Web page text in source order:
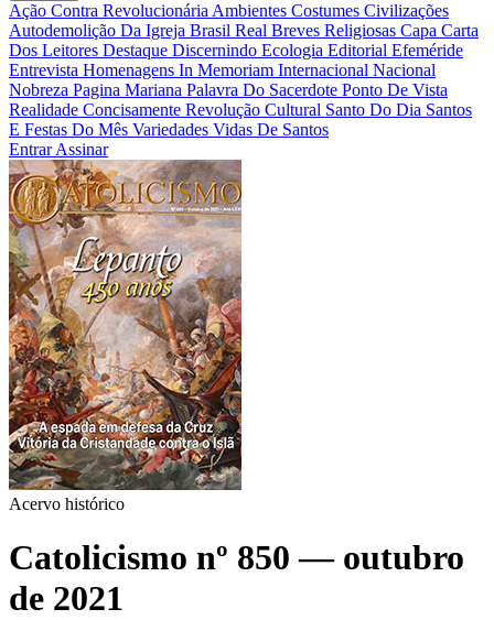
Ação Contra Revolucionária Ambientes Costumes Civilizações
Autodemolição Da Igreja Brasil Real Breves Religiosas Capa Carta
Dos Leitores Destaque Discernindo Ecologia Editorial Efeméride
Entrevista Homenagens In Memoriam Internacional Nacional
Nobreza Pagina Mariana Palavra Do Sacerdote Ponto De Vista
Realidade Concisamente Revolução Cultural Santo Do Dia Santos
E Festas Do Mês Variedades Vidas De Santos
EntrarAssinar
Acervo histórico
Catolicismo nº 850 — outubro
de 2021